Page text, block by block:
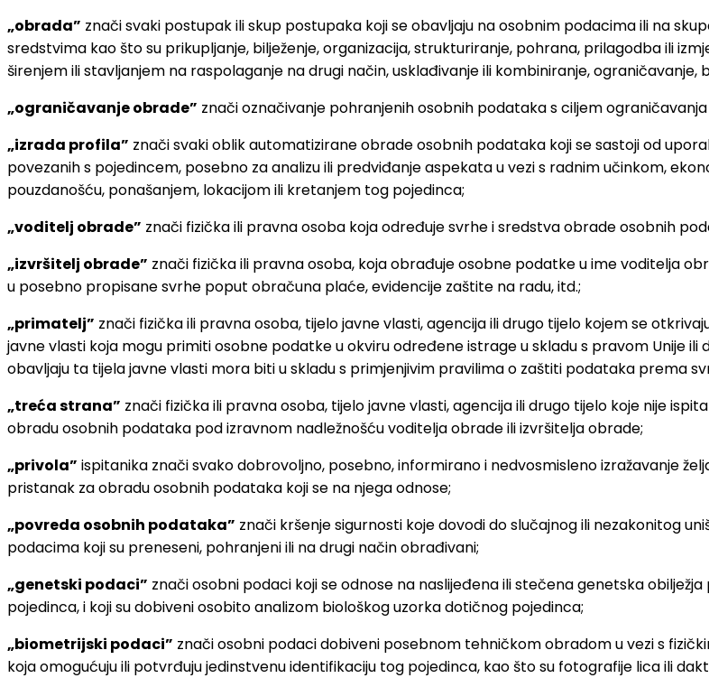
„obrada” znači svaki postupak ili skup postupaka koji se obavljaju na osobnim podacima ili na
sredstvima kao što su prikupljanje, bilježenje, organizacija, strukturiranje, pohrana, prilagodba ili
širenjem ili stavljanjem na raspolaganje na drugi način, usklađivanje ili kombiniranje, ograničavanje,
„ograničavanje obrade” znači označivanje pohranjenih osobnih podataka s ciljem
„izrada profila” znači svaki oblik automatizirane obrade osobnih podataka koji se sastoji od
povezanih s pojedincem, posebno za analizu ili predviđanje aspekata u vezi s radnim učinkom,
pouzdanošću, ponašanjem, lokacijom ili kretanjem tog pojedinca;
„voditelj obrade” znači fizička ili pravna osoba koja određuje svrhe i sredstva obrade osobnih
„izvršitelj obrade” znači fizička ili pravna osoba, koja obrađuje osobne podatke u ime voditelja
u posebno propisane svrhe poput obračuna plaće, evidencije zaštite na radu, itd.;
„primatelj” znači fizička ili pravna osoba, tijelo javne vlasti, agencija ili drugo tijelo kojem se
javne vlasti koja mogu primiti osobne podatke u okviru određene istrage u skladu s pravom Unije
obavljaju ta tijela javne vlasti mora biti u skladu s primjenjivim pravilima o zaštiti podataka prema
„treća strana” znači fizička ili pravna osoba, tijelo javne vlasti, agencija ili drugo tijelo koje nije
obradu osobnih podataka pod izravnom nadležnošću voditelja obrade ili izvršitelja obrade;
„privola” ispitanika znači svako dobrovoljno, posebno, informirano i nedvosmisleno izražavanje
pristanak za obradu osobnih podataka koji se na njega odnose;
„povreda osobnih podataka” znači kršenje sigurnosti koje dovodi do slučajnog ili nezakonitog
podacima koji su preneseni, pohranjeni ili na drugi način obrađivani;
„genetski podaci” znači osobni podaci koji se odnose na naslijeđena ili stečena genetska
pojedinca, i koji su dobiveni osobito analizom biološkog uzorka dotičnog pojedinca;
„biometrijski podaci” znači osobni podaci dobiveni posebnom tehničkom obradom u vezi s
koja omogućuju ili potvrđuju jedinstvenu identifikaciju tog pojedinca, kao što su fotografije lica ili